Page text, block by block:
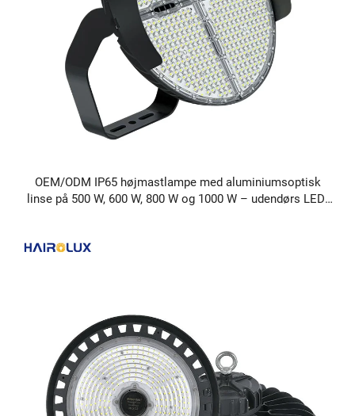
OEM/ODM IP65 højmastlampe med aluminiumsoptisk
linse på 500 W, 600 W, 800 W og 1000 W – udendørs LED-